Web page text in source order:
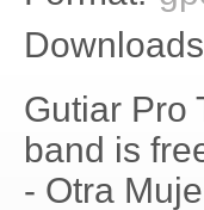
Gutiar Pro
band is
- Otra